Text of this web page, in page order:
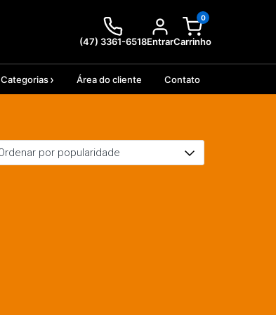
(47) 3361-6518Entrar
0
Carrinho
Categorias Área do cliente Contato